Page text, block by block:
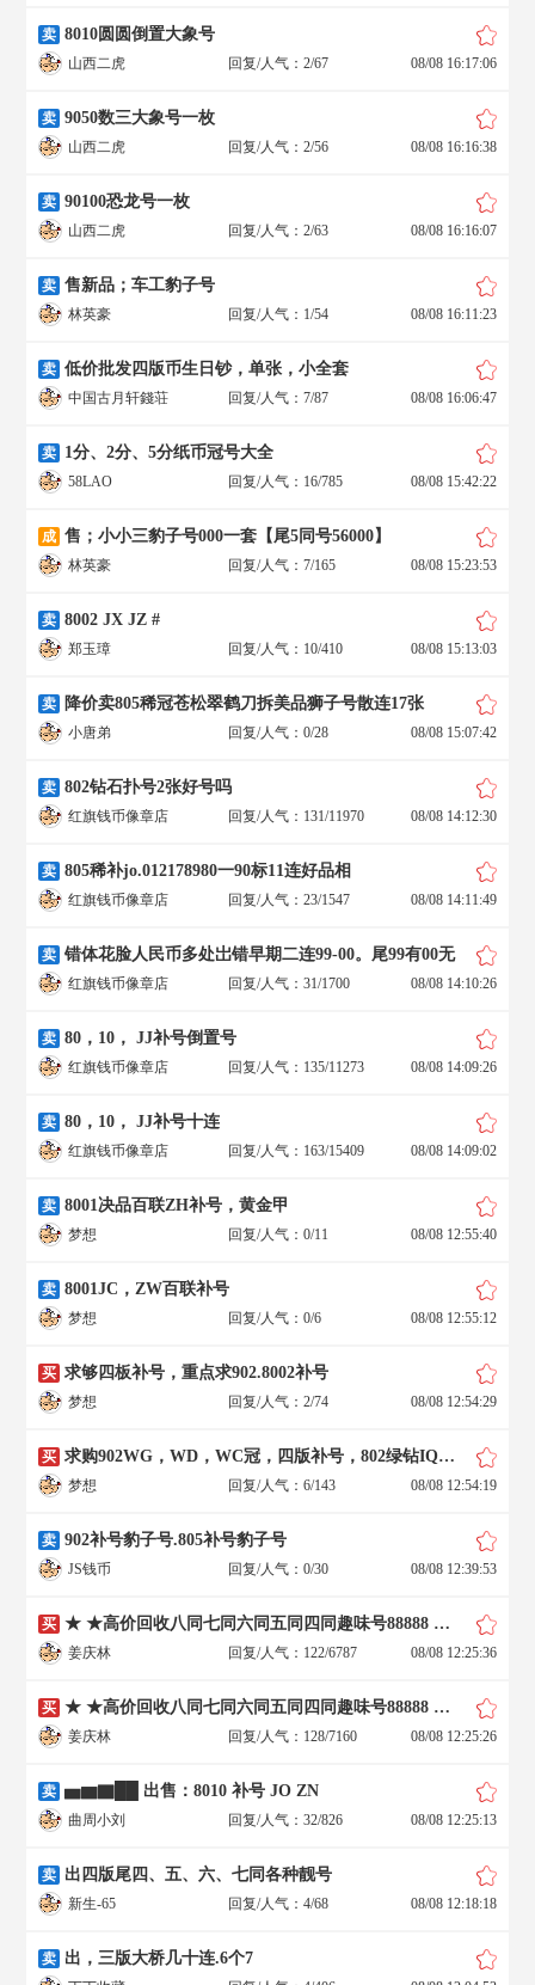
卖 8010圆圆倒置大象号
山西二虎 回复/人气：2/67 08/08 16:17:06
卖 9050数三大象号一枚
山西二虎 回复/人气：2/56 08/08 16:16:38
卖 90100恐龙号一枚
山西二虎 回复/人气：2/63 08/08 16:16:07
卖 售新品；车工豹子号
林英豪 回复/人气：1/54 08/08 16:11:23
卖 低价批发四版币生日钞，单张，小全套
中国古月轩錢荘 回复/人气：7/87 08/08 16:06:47
卖 1分、2分、5分纸币冠号大全
58LAO 回复/人气：16/785 08/08 15:42:22
成 售；小小三豹子号000一套【尾5同号56000】
林英豪 回复/人气：7/165 08/08 15:23:53
卖 8002 JX JZ #
郑玉璋 回复/人气：10/410 08/08 15:13:03
卖 降价卖805稀冠苍松翠鹤刀拆美品狮子号散连17张
小唐弟 回复/人气：0/28 08/08 15:07:42
卖 802钻石扑号2张好号吗
红旗钱币像章店 回复/人气：131/11970 08/08 14:12:30
卖 805稀补jo.012178980一90标11连好品相
红旗钱币像章店 回复/人气：23/1547 08/08 14:11:49
卖 错体花脸人民币多处岀错早期二连99-00。尾99有00无
红旗钱币像章店 回复/人气：31/1700 08/08 14:10:26
卖 80，10， JJ补号倒置号
红旗钱币像章店 回复/人气：135/11273 08/08 14:09:26
卖 80，10， JJ补号十连
红旗钱币像章店 回复/人气：163/15409 08/08 14:09:02
卖 8001决品百联ZH补号，黄金甲
梦想 回复/人气：0/11 08/08 12:55:40
卖 8001JC，ZW百联补号
梦想 回复/人气：0/6 08/08 12:55:12
买 求够四板补号，重点求902.8002补号
梦想 回复/人气：2/74 08/08 12:54:29
买 求购902WG，WD，WC冠，四版补号，802绿钻IQ，绿幽灵
梦想 回复/人气：6/143 08/08 12:54:19
卖 902补号豹子号.805补号豹子号
JS钱币 回复/人气：0/30 08/08 12:39:53
买 ★ ★高价回收八同七同六同五同四同趣味号88888 ★ ★
姜庆林 回复/人气：122/6787 08/08 12:25:36
买 ★ ★高价回收八同七同六同五同四同趣味号88888 ★ ★
姜庆林 回复/人气：128/7160 08/08 12:25:26
卖 ▅▆▇██ 出售：8010 补号 JO ZN
曲周小刘 回复/人气：32/826 08/08 12:25:13
卖 出四版尾四、五、六、七同各种靓号
新生-65 回复/人气：4/68 08/08 12:18:18
卖 出，三版大桥几十连.6个7